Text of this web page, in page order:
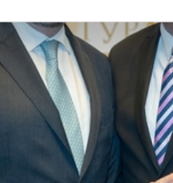
Merkmalen
mehr darüber, wie Ihre
werden, und legen Sie Ihre
Einzelheiten
fest.
Cookies, um Inhalte und
Funktionen für soziale
und die Zugriffe auf unsere